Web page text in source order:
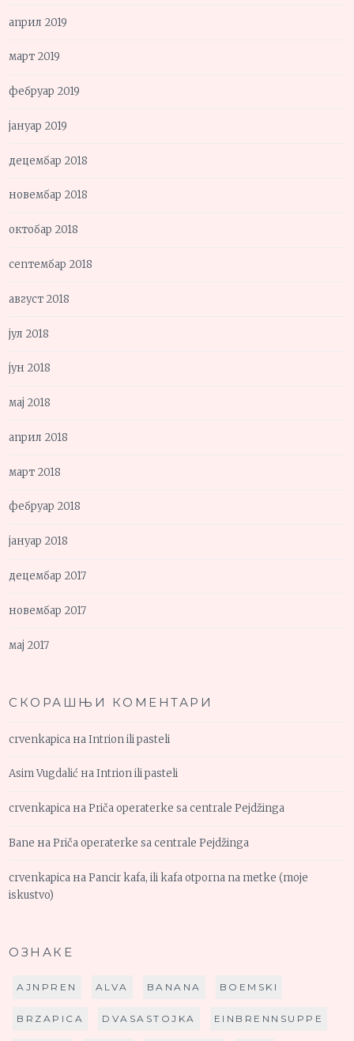
април 2019
март 2019
фебруар 2019
јануар 2019
децембар 2018
новембар 2018
октобар 2018
септембар 2018
август 2018
јул 2018
јун 2018
мај 2018
април 2018
март 2018
фебруар 2018
јануар 2018
децембар 2017
новембар 2017
мај 2017
СКОРАШЊИ КОМЕНТАРИ
crvenkapica наIntrion ili pasteli
Asim Vugdalić наIntrion ili pasteli
crvenkapica наPriča operaterke sa centrale Pejdžinga
Bane наPriča operaterke sa centrale Pejdžinga
crvenkapica наPancir kafa, ili kafa otporna na metke (moje
iskustvo)
ОЗНАКЕ
AJNPREN ALVA BANANA BOEMSKI
BRZAPICA DVASASTOJKA EINBRENNSUPPE